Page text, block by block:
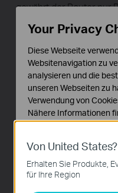
gewährt der Router nur
Konto und nach der
Zugang zum Internet.
basierten
Nutzung der
Konten zu
Bulletin-Funktion in der
Benutzergruppen in
Nachrichten in Form
die Nutzer über das
Funktionen priorisiert
Von United States?
Erhalten Sie Produkte,
für Ihre Region
Your Privacy
Diese Webseite
Websitenavigation zu
analysieren und die
unseren Webseiten zu
Verwendung von
Nähere Informationen
Datenschutzhinweisen.
Notwendige Cookies
Diese Cookies sind zur
erforderlich und können